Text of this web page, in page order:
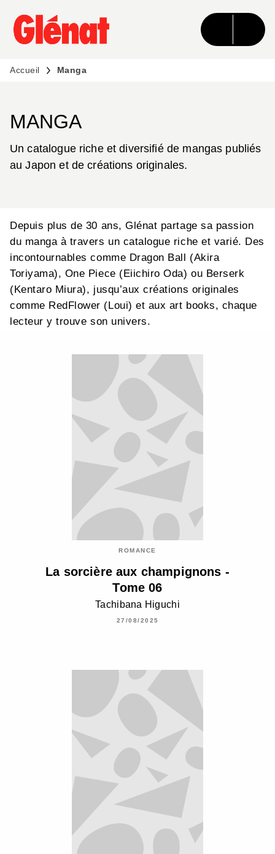
MENU RECHERCHE CONTENU
PIED DE PAGE
Accueil Manga
MANGA
Un catalogue riche et diversifié de mangas publiés
au Japon et de créations originales.
Depuis plus de 30 ans, Glénat partage sa passion
du manga à travers un catalogue riche et varié. Des
incontournables comme Dragon Ball (Akira
Toriyama), One Piece (Eiichiro Oda) ou Berserk
(Kentaro Miura), jusqu’aux créations originales
comme RedFlower (Loui) et aux art books, chaque
lecteur y trouve son univers.
ROMANCE
La sorcière aux champignons -
Tome 06
Tachibana Higuchi
27/08/2025